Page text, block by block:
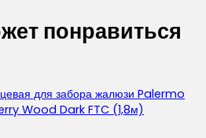
понравиться
для забора жалюзи Palermo
Wood Dark FTC (1,8м)